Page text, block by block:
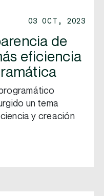
03 OCT, 2023
de
eficiencia
un tema
y creación